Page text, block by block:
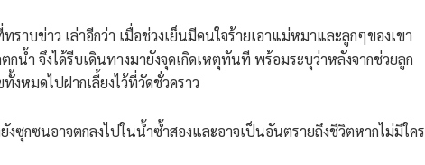
ราบข่าว เล่าอีกว่า เมื่อช่วงเย็นมีคนใจร้ายเอาแม่หมาและลูกๆของเขา
น้ำ จึงได้รีบเดินทางมายังจุดเกิดเหตุทันที พร้อมระบุว่าหลังจากช่วยลูก
หมดไปฝากเลี้ยงไว้ที่วัดชั่วคราว
งซุกซนอาจตกลงไปในน้ำซ้ำสองและอาจเป็นอันตรายถึงชีวิตหากไม่มีใคร